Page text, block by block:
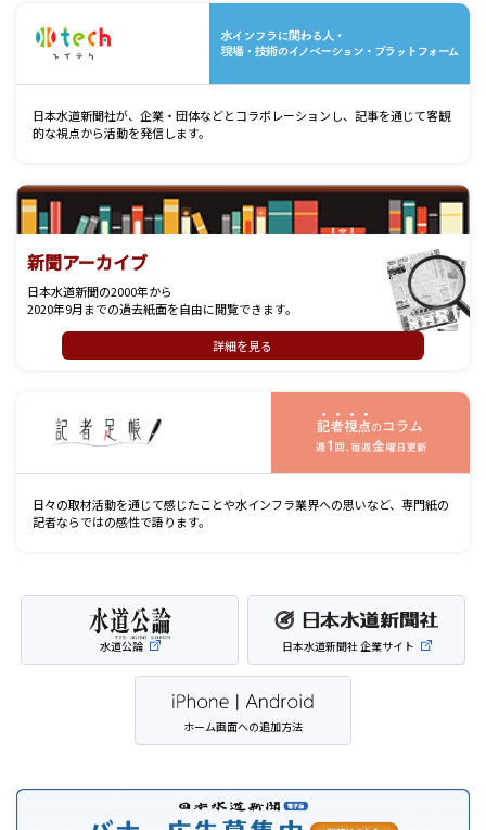
日本水道新聞社が、企業・団体などとコラボレーションし、記事を通じて客観
的な視点から活動を発信します。
新聞アーカイブ
日本水道新聞の2000年から
2020年9月までの過去紙面を自由に閲覧できます。
詳細を見る
日々の取材活動を通じて感じたことや水インフラ業界への思いなど、専門紙の
記者ならではの感性で語ります。
水道公論 日本水道新聞社 企業サイト
ホーム画面への追加方法